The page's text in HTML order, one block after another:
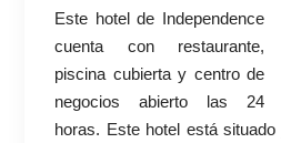
Este hotel de Independence
cuenta con restaurante,
piscina cubierta y centro de
negocios abierto las 24
horas. Este hotel está